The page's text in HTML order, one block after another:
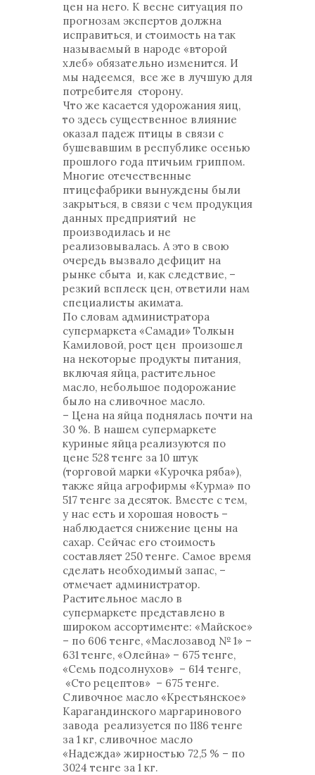
цен на него. К весне ситуация по
прогнозам экспертов должна
исправиться, и стоимость на так
называемый в народе «второй
хлеб» обязательно изменится. И
мы надеемся, все же в лучшую для
потребителя сторону.
Что же касается удорожания яиц,
то здесь существенное влияние
оказал падеж птицы в связи с
бушевавшим в республике осенью
прошлого года птичьим гриппом.
Многие отечественные
птицефабрики вынуждены были
закрыться, в связи с чем продукция
данных предприятий не
производилась и не
реализовывалась. А это в свою
очередь вызвало дефицит на
рынке сбыта и, как следствие, –
резкий всплеск цен, ответили нам
специалисты акимата.
По словам администратора
супермаркета «Самади» Толкын
Камиловой, рост цен произошел
на некоторые продукты питания,
включая яйца, растительное
масло, небольшое подорожание
было на сливочное масло.
– Цена на яйца поднялась почти на
30 %. В нашем супермаркете
куриные яйца реализуются по
цене 528 тенге за 10 штук
(торговой марки «Курочка ряба»),
также яйца агрофирмы «Курма» по
517 тенге за десяток. Вместе с тем,
у нас есть и хорошая новость –
наблюдается снижение цены на
сахар. Сейчас его стоимость
составляет 250 тенге. Самое время
сделать необходимый запас, –
отмечает администратор.
Растительное масло в
супермаркете представлено в
широком ассортименте: «Майское»
– по 606 тенге, «Маслозавод № 1» –
631 тенге, «Олейна» – 675 тенге,
«Семь подсолнухов» – 614 тенге,
«Сто рецептов» – 675 тенге.
Сливочное масло «Крестьянское»
Карагандинского маргаринового
завода реализуется по 1186 тенге
за 1 кг, сливочное масло
«Надежда» жирностью 72,5 % – по
3024 тенге за 1 кг.